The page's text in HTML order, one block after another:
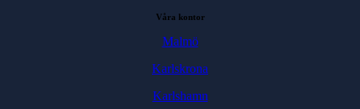
Våra kontor
Malmö
Karlskrona
Karlshamn